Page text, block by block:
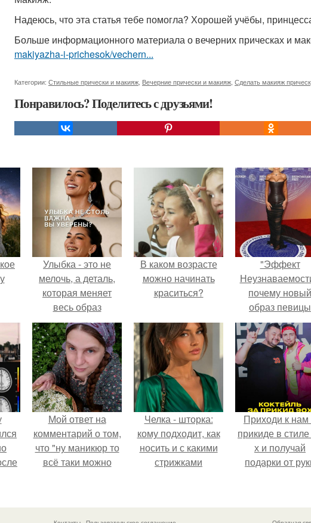
Надеюсь, что эта статья тебе помогла? Хорошей учёбы,
Больше информационного материала о вечерних прическах и
makiyazha-i-prichesok/vechern...
Категории: Стильные прически и макияж Вечерние прически и макияж Сделать макияж
Понравилось? Поделитесь с друзьями!
Улыбка - это не
мелочь, а деталь,
которая меняет
весь образ
человека.
В каком возрасте
можно начинать
краситься?
"Эффект
почему новый
образ певицы
вызвал споры
гранях
возможного?
Мой ответ на
комментарий о том,
что "ну маникюр то
всё таки можно
Челка - шторка:
кому подходит, как
носить и с какими
стрижками
Приходи к нам
прикиде в
х и получай
подарки от